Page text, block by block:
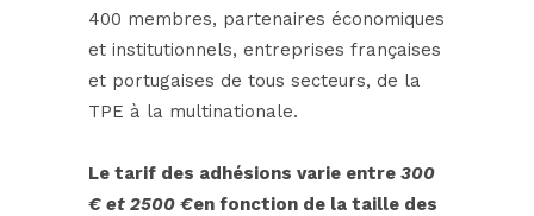
400 membres, partenaires économiques
et institutionnels, entreprises françaises
et portugaises de tous secteurs, de la
TPE à la multinationale.
Le tarif des adhésions varie entre 300
€ et 2500 €en fonction de la taille des